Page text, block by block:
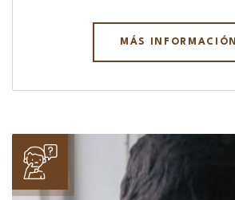
MÁS INFORMACIÓN